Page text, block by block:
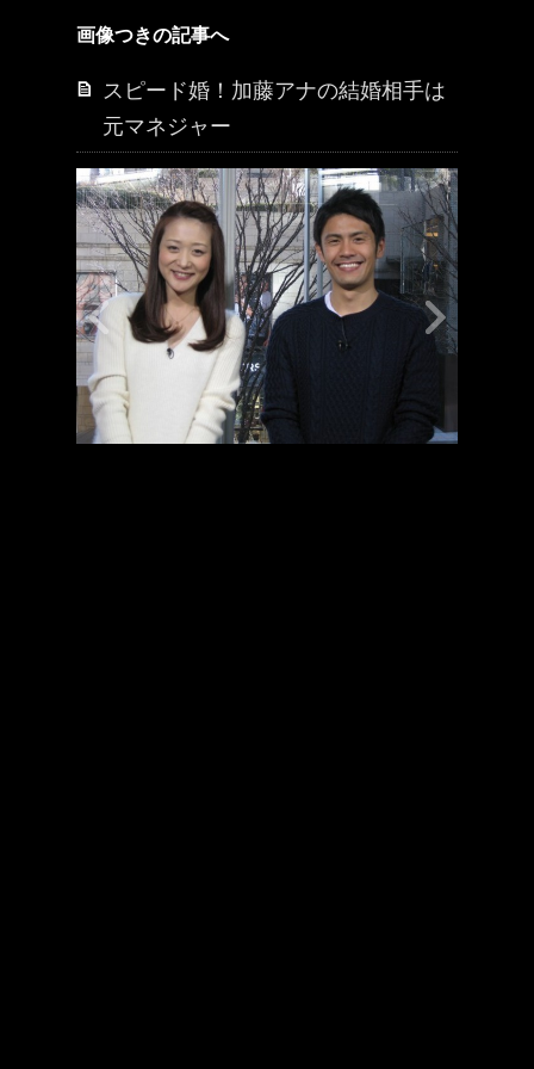
画像つきの記事へ
スピード婚！加藤アナの結婚相手は
元マネジャー